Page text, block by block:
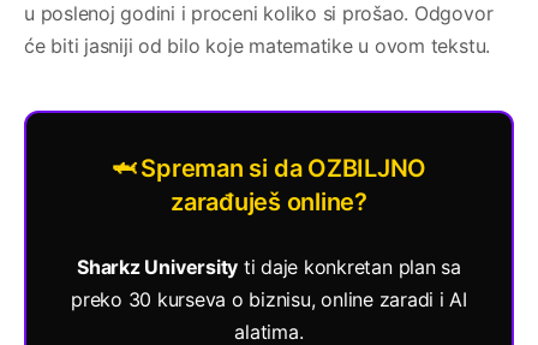
u poslenoj godini i proceni koliko si prošao. Odgovor
će biti jasniji od bilo koje matematike u ovom tekstu.
🦈 Spreman si da OZBILJNO
zarađuješ online?
Sharkz University ti daje konkretan plan sa
preko 30 kurseva o biznisu, online zaradi i AI
alatima.